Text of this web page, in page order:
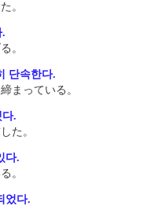
。
.
。
단속한다.
まっている。
.
た。
다.
。
었다.